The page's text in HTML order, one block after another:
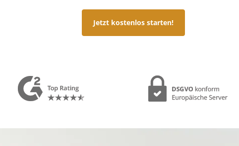
Jetzt kostenlos starten!